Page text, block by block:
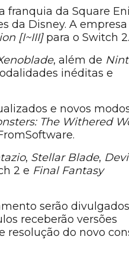
franquia da Square
da Disney. A empresa
[I~III]para o Switch 2.
, além de
inéditas e
e novos
The Withered
, Stellar Blade,
2 e Final Fantasy
serão
receberão versões
resolução do novo